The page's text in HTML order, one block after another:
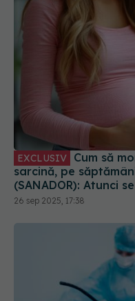
EXCLUSIV
sarcină, pe
(SANADOR): Atunci
26 sep 2025, 17:38